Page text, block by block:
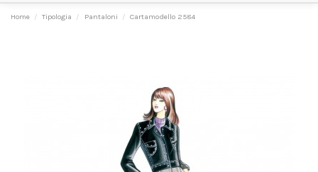
Home Tipologia Pantaloni Cartamodello 2584